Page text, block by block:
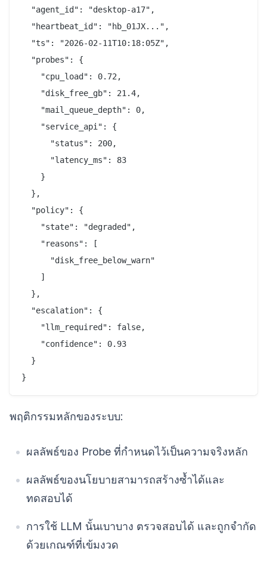
  "agent_id": "desktop-a17",
  "heartbeat_id": "hb_01JX...",
  "ts": "2026-02-11T10:18:05Z",
  "probes": {
    "cpu_load": 0.72,
    "disk_free_gb": 21.4,
    "mail_queue_depth": 0,
    "service_api": {
      "status": 200,
      "latency_ms": 83
    }
  },
  "policy": {
    "state": "degraded",
    "reasons": [
      "disk_free_below_warn"
    ]
  },
  "escalation": {
    "llm_required": false,
    "confidence": 0.93
  }
พฤติกรรมหลักของระบบ:
ผลลัพธ์ของ Probe ที่กำหนดไว้เป็นความจริงหลัก
ผลลัพธ์ของนโยบายสามารถสร้างซ้ำได้และ
ทดสอบได้
การใช้ LLM นั้นเบาบาง ตรวจสอบได้ และถูกจำกัด
ด้วยเกณฑ์ที่เข้มงวด